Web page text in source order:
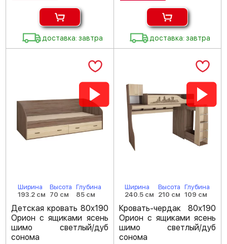
доставка: завтра доставка: завтра
Ширина
193.2 см
Высота
70 см
Глубина
85 см
Детская кровать 80х190
Орион с ящиками ясень
шимо светлый/дуб
сонома
Ширина
240.5 см
Высота
210 см
Глубина
109 см
Кровать-чердак 80х190
Орион с ящиками ясень
шимо светлый/дуб
сонома